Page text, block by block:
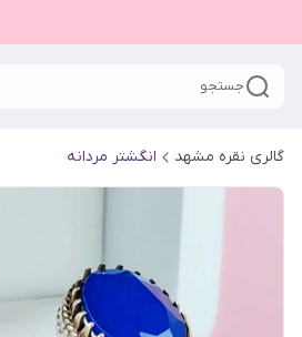
جستجو
گالری نقره مشهد انگشتر مردانه